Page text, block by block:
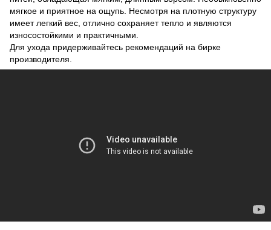
мягкое и приятное на ощупь. Несмотря на плотную структуру
имеет легкий вес, отлично сохраняет тепло и являются
износостойкими и практичными.
Для ухода придерживайтесь рекомендаций на бирке
производителя.